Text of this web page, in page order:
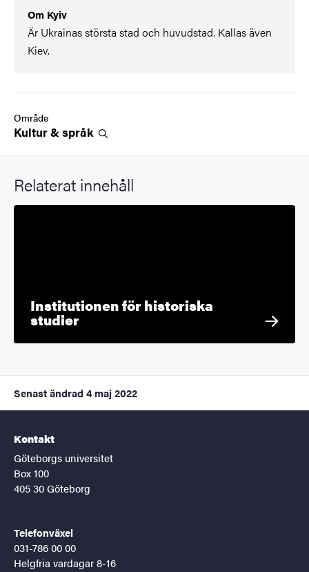
Om Kyiv
Är Ukrainas största stad och huvudstad. Kallas även
Kiev.
Område
Kultur &språk
Relaterat innehåll
Institutionen för historiska
studier
Senast ändrad 4 maj 2022
Kontakt
Göteborgs universitet
Box 100
405 30 Göteborg
Telefonväxel
031-786 00 00
Helgfria vardagar 8-16